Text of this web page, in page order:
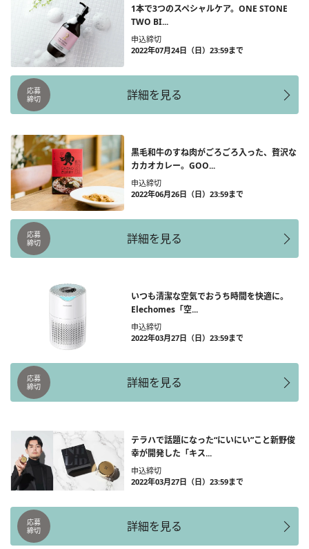
1本で3つのスペシャルケア。ONE STONE
TWO BI...
申込締切
2022年07月24日（日）23:59まで
詳細を見る
応募
締切
黒毛和牛のすね肉がごろごろ入った、贅沢な
カカオカレー。GOO...
申込締切
2022年06月26日（日）23:59まで
詳細を見る
応募
締切
いつも清潔な空気でおうち時間を快適に。
Elechomes「空...
申込締切
2022年03月27日（日）23:59まで
詳細を見る
応募
締切
テラハで話題になった“にいにい”こと新野俊
幸が開発した「キス...
申込締切
2022年03月27日（日）23:59まで
詳細を見る
応募
締切